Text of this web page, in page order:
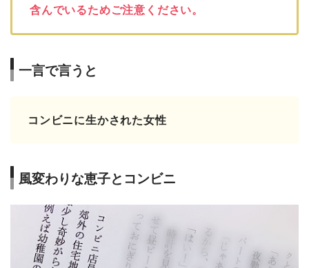
含んでいるためご注意ください。
一言で言うと
コンビニに生かされた女性
風変わりな恵子とコンビニ